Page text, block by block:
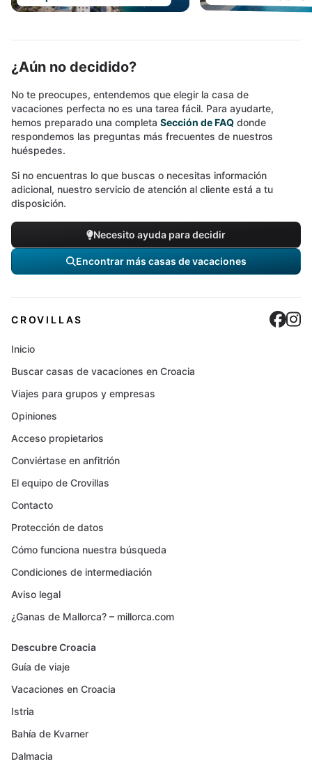
¿Aún no decidido?
No te preocupes, entendemos que elegir la casa de
vacaciones perfecta no es una tarea fácil. Para ayudarte,
hemos preparado una completa Sección de FAQ donde
respondemos las preguntas más frecuentes de nuestros
huéspedes.
Si no encuentras lo que buscas o necesitas información
adicional, nuestro servicio de atención al cliente está a tu
disposición.
Necesito ayuda para decidir
Encontrar más casas de vacaciones
CROVILLAS
Inicio
Buscar casas de vacaciones en Croacia
Viajes para grupos y empresas
Opiniones
Acceso propietarios
Conviértase en anfitrión
El equipo de Crovillas
Contacto
Protección de datos
Cómo funciona nuestra búsqueda
Condiciones de intermediación
Aviso legal
¿Ganas de Mallorca? – millorca.com
Descubre Croacia
Guía de viaje
Vacaciones en Croacia
Istria
Bahía de Kvarner
Dalmacia